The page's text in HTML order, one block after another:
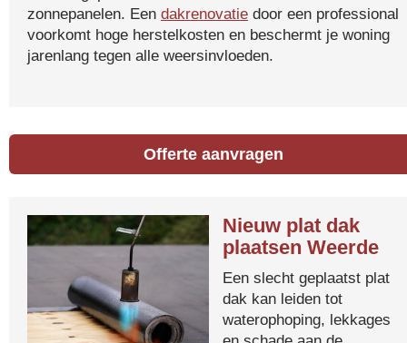
zonnepanelen. Een dakrenovatie door een professional
voorkomt hoge herstelkosten en beschermt je woning
jarenlang tegen alle weersinvloeden.
Offerte aanvragen
Nieuw plat dak
plaatsen Weerde
Een slecht geplaatst plat
dak kan leiden tot
waterophoping, lekkages